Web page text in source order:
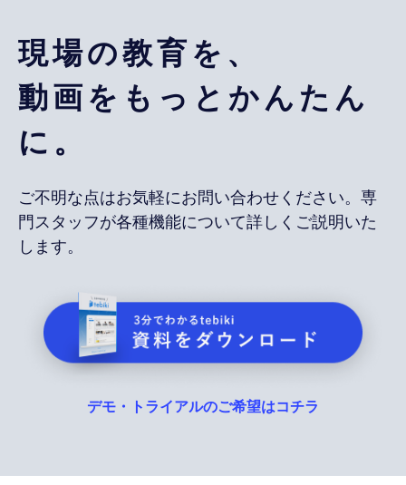
現場の教育を、
動画をもっとかんたん
に。
ご不明な点はお気軽にお問い合わせください。専
門スタッフが各種機能について詳しくご説明いた
します。
デモ・トライアルのご希望はコチラ